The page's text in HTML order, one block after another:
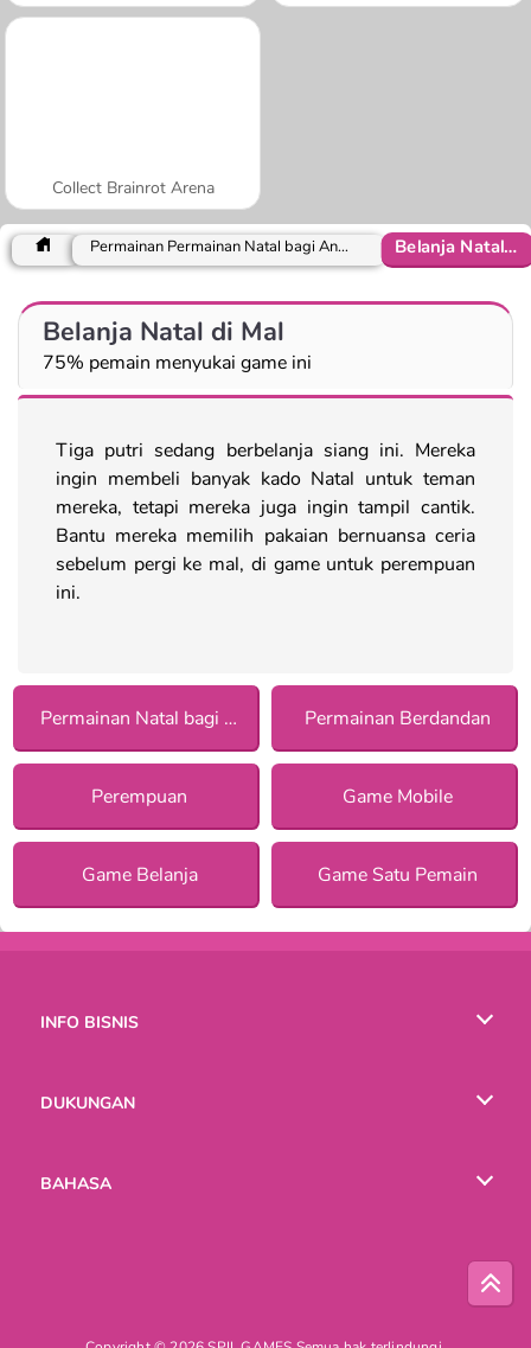
Collect Brainrot Arena
Permainan Permainan Natal bagi Anak Perempuan Belanja Natal di Mal
Belanja Natal di Mal
75% pemain menyukai game ini
Tiga putri sedang berbelanja siang ini. Mereka
ingin membeli banyak kado Natal untuk teman
mereka, tetapi mereka juga ingin tampil cantik.
Bantu mereka memilih pakaian bernuansa ceria
sebelum pergi ke mal, di game untuk perempuan
ini.
Permainan Natal bagi Anak Perempuan Permainan Berdandan
Perempuan Game Mobile
Game Belanja Game Satu Pemain
INFO BISNIS
DUKUNGAN
BAHASA